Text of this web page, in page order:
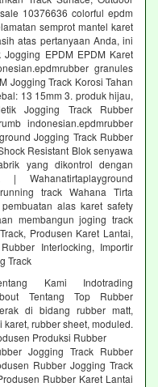
10376636 colorful epdm
semprot mantel karet
atas pertanyaan Anda, ini
EPDM EPDM Karet
granules
Jogging Track Korosi Tahan
13 15mm 3. produk hijau,
Jogging Track Rubber
indonesian.epdmrubber
Jogging Track Rubber
Resistant Blok senyawa
yang dikontrol dengan
track Wahana Tirta
alas karet safety
membangun joging track
Produsen Karet Lantai,
Interlocking, Importir
Track
Kami Indotrading
Tentang Top Rubber
di bidang rubber matt,
rubber sheet, moduled.
Produksi Rubber
Jogging Track Rubber
Rubber Jogging Track
Rubber Karet Lantai